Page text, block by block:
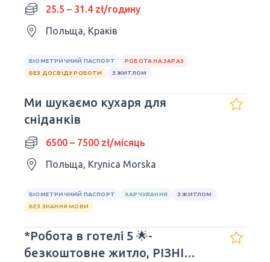
25.5 – 31.4 zł/годину
Польща, Краків
БІОМЕТРИЧНИЙ ПАСПОРТ
РОБОТА НА ЗАРАЗ
БЕЗ ДОСВІДУ РОБОТИ
З ЖИТЛОМ
Ми шукаємо кухаря для
сніданків
6500 – 7500 zł/місяць
Польща, Krynica Morska
БІОМЕТРИЧНИЙ ПАСПОРТ ХАРЧУВАННЯ
З ЖИТЛОМ
БЕЗ ЗНАННЯ МОВИ
*Робота в готелі 5 🌟-
безкоштовне житло, РІЗНІ